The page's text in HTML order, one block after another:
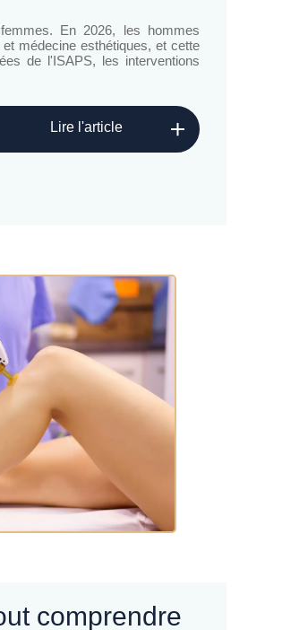
En 2026, les hommes
médecine esthétiques, et cette
de l'ISAPS, les interventions
Lire l'article